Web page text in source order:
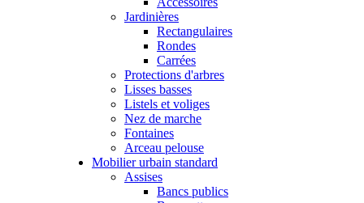
Jardinières
Rectangulaires
Rondes
Carrées
Protections d'arbres
Lisses basses
Listels et voliges
Nez de marche
Fontaines
Arceau pelouse
Mobilier urbain standard
Assises
Bancs publics